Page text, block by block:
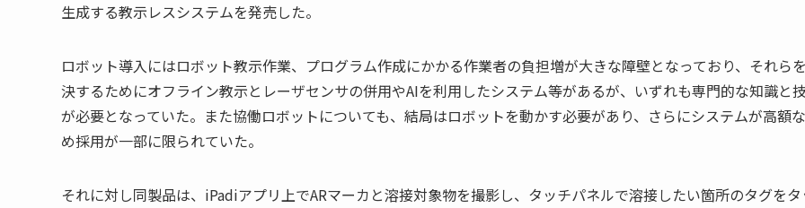
生成する教示レスシステムを発売した。
ロボット導入にはロボット教示作業、プログラム作成にかかる作業者の負担増が大きな障壁となっており、それら
決するためにオフライン教示とレーザセンサの併用やAIを利用したシステム等があるが、いずれも専門的な知識と
が必要となっていた。また協働ロボットについても、結局はロボットを動かす必要があり、さらにシステムが高額
め採用が一部に限られていた。
それに対し同製品は、iPadiアプリ上でARマーカと溶接対象物を撮影し、タッチパネルで溶接したい箇所のタグを